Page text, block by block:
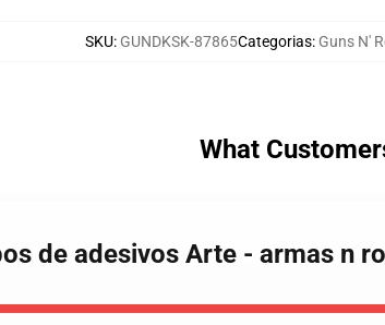
SKU: GUNDKSK-87865Categorias: Guns N'
What
de adesivos Arte - armas n